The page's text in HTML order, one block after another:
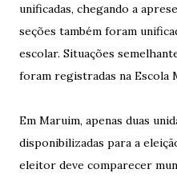
unificadas, chegando a
seções também foram
escolar. Situações
foram registradas na Escola
Em Maruim, apenas duas
disponibilizadas para a
eleitor deve comparecer